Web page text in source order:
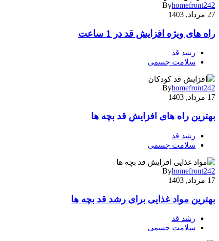
Byhomefront242
27 مرداد, 1403
راه های ویژه افزایش قد در 1 ساعت
رشد قد
سلامت جسمی
Byhomefront242
17 مرداد, 1403
بهترین راه های افزایش قد بچه ها
رشد قد
سلامت جسمی
Byhomefront242
17 مرداد, 1403
بهترین مواد غذایی برای رشد قد بچه ها
رشد قد
سلامت جسمی